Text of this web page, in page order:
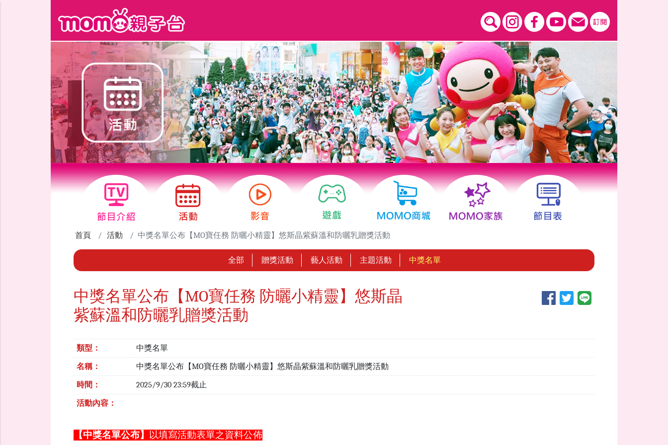
首頁 活動 中獎名單公布【MO寶任務 防曬小精靈】悠斯晶紫蘇溫和防曬乳贈獎活動
全部 贈獎活動 藝人活動 主題活動 中獎名單
中獎名單公布【MO寶任務 防曬小精靈】悠斯晶
紫蘇溫和防曬乳贈獎活動
類型： 中獎名單
名稱： 中獎名單公布【MO寶任務 防曬小精靈】悠斯晶紫蘇溫和防曬乳贈獎活動
時間： 2025/9/30 23:59截止
活動內容：
【中獎名單公布】 以填寫活動表單之資料公佈